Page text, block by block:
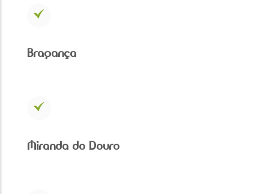
Bragança
Miranda do Douro